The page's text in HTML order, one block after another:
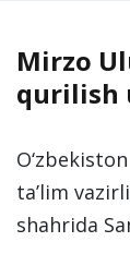
Mirzo
qurilish
ta’lim
shahrida